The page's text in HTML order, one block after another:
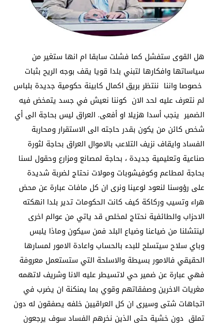
هل القوى ستفشل كما فشلت سابقا ام انها ستغير من
سياساتها وافكارها لتبني بلدا قويا يقف بوجه الريح بثبات
خصوصا واننا ننتظر بريق اكمال كابينة حكومية جديدة بلباس
لم نتعرف عليه لحد الان كوننا نعيش في جسد يتمخض فيه
الضمير ينجب أسدا هزيلا او أفعى. العراق ليس بحاجة الى أي
شخص كائن من يكون بقدر حاجته الى الاستقرار ومحاربة
الفساد وايقاف نزيف التلاعب بالاموال العراق بحاجة لثورة
صناعية وتعليمية جديدة ، بحاجة لمصانع ومزارع وحقول لسنا
بحاجة لمطاعم وكوفيشوبات ومولات نحتاج لضربة شديدة
على رؤوسنا لنعود لوعينا ونرى ان كل مافات عبارة عن محض
هراء وتسيب وركاكة كيف كانت الحكومات تدير بلدا انهكته
الاحزاب والطائفية نحتاج لمخلص قد ياتي من عوالم اخرى
لينتشلنا من ضياعنا وضياع البلد فمن سيكون وماذا يلبس
وباي سلاح سيتسلح للبدء بالحساب واعادة الامور لمسارها
الحقيقي فالامور بسيطة والاسلحة التي ستستعمل معروفة
فهي عبارة عن ضمير حي لاتسيطر عليه الانا وشريف لاتهمه
مغريات الاخرين وصفقاتهم وقوي بما يمنكنة ان يضرب في
اتجاهات شتى وسيرى ان كل العراقيين خلفه يصفقون له دون
تملق دون خشية حتى الذين نخرهم الفساد سوف يرجعون